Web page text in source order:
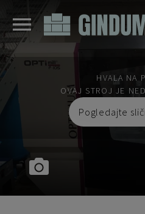
HVALA NA
OVAJ STROJ JE
Pogledajte